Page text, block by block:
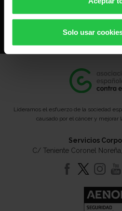
Solo usar
ENCUENTRA
Lideramos el esfuerzo de la sociedad
causado por el cáncer y mejorar
Servicios
C/ Teniente Coronel